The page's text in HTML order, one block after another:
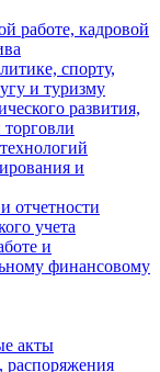
работе, кадровой
спорту,
и туризму
развития,
и
отчетности
учета
и
финансовому
акты
распоряжения